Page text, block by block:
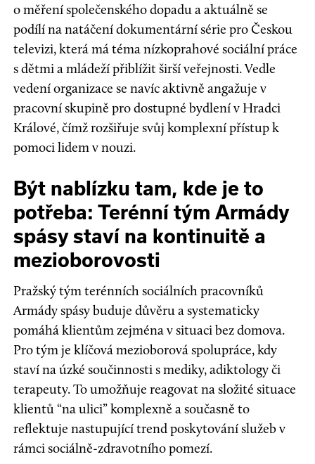
o měření společenského dopadu a aktuálně se
podílí na natáčení dokumentární série pro Českou
televizi, která má téma nízkoprahové sociální práce
s dětmi a mládeží přiblížit širší veřejnosti. Vedle
vedení organizace se navíc aktivně angažuje v
pracovní skupině pro dostupné bydlení v Hradci
Králové, čímž rozšiřuje svůj komplexní přístup k
pomoci lidem v nouzi.
Být nablízku tam, kde je to
potřeba: Terénní tým Armády
spásy staví na kontinuitě a
mezioborovosti
Pražský tým terénních sociálních pracovníků
Armády spásy buduje důvěru a systematicky
pomáhá klientům zejména v situaci bez domova.
Pro tým je klíčová mezioborová spolupráce, kdy
staví na úzké součinnosti s mediky, adiktology či
terapeuty. To umožňuje reagovat na složité situace
klientů “na ulici” komplexně a současně to
reflektuje nastupující trend poskytování služeb v
rámci sociálně-zdravotního pomezí.